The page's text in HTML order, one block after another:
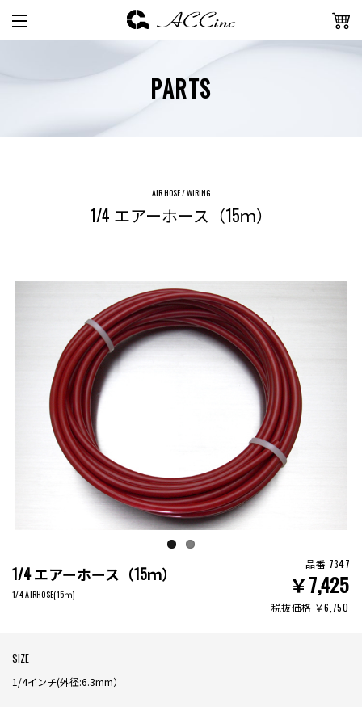
PARTS
AIR HOSE / WIRING
1/4 エアーホース（15ｍ）
1/4 エアーホース（15ｍ）
1/4 AIRHOSE(15ｍ) ￥7,425
品番 7347
税抜価格 ￥6,750
SIZE
1/4インチ(外径:6.3mm）